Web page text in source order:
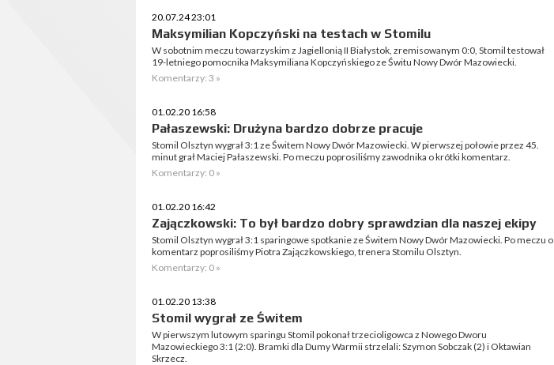
20.07.24 23:01
Maksymilian Kopczyński na testach w Stomilu
W sobotnim meczu towarzyskim z Jagiellonią II Białystok, zremisowanym 0:0, Stomil testował
19-letniego pomocnika Maksymiliana Kopczyńskiego ze Świtu Nowy Dwór Mazowiecki.
Komentarzy: 3 »
01.02.20 16:58
Pałaszewski: Drużyna bardzo dobrze pracuje
Stomil Olsztyn wygrał 3:1 ze Świtem Nowy Dwór Mazowiecki. W pierwszej połowie przez 45.
minut grał Maciej Pałaszewski. Po meczu poprosiliśmy zawodnika o krótki komentarz.
Komentarzy: 0 »
01.02.20 16:42
Zajączkowski: To był bardzo dobry sprawdzian dla naszej ekipy
Stomil Olsztyn wygrał 3:1 sparingowe spotkanie ze Świtem Nowy Dwór Mazowiecki. Po meczu o
komentarz poprosiliśmy Piotra Zajączkowskiego, trenera Stomilu Olsztyn.
Komentarzy: 0 »
01.02.20 13:38
Stomil wygrał ze Świtem
W pierwszym lutowym sparingu Stomil pokonał trzecioligowca z Nowego Dworu
Mazowieckiego 3:1 (2:0). Bramki dla Dumy Warmii strzelali: Szymon Sobczak (2) i Oktawian
Skrzecz.